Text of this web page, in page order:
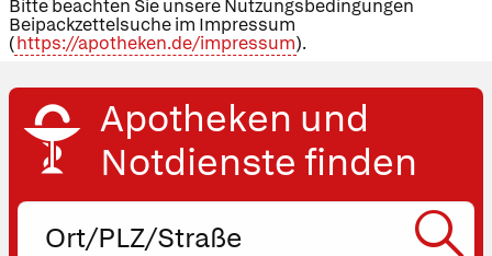
Bitte beachten Sie unsere Nutzungsbedingungen
Beipackzettelsuche im Impressum
(https://apotheken.de/impressum).
Apotheken und
Notdienste finden
Ort,